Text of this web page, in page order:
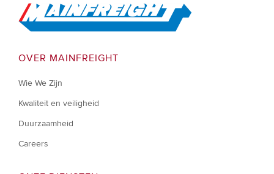
Go to Home
OVER MAINFREIGHT
Wie We Zijn
Kwaliteit en veiligheid
Duurzaamheid
Careers